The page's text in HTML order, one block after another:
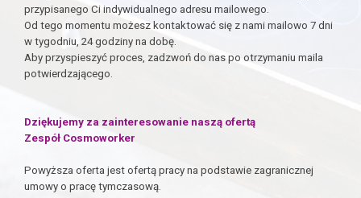
przypisanego Ci indywidualnego adresu mailowego.
Od tego momentu możesz kontaktować się z nami mailowo 7 dni
w tygodniu, 24 godziny na dobę.
Aby przyspieszyć proces, zadzwoń do nas po otrzymaniu maila
potwierdzającego.
Dziękujemy za zainteresowanie naszą ofertą
Zespół Cosmoworker
Powyższa oferta jest ofertą pracy na podstawie zagranicznej
umowy o pracę tymczasową.